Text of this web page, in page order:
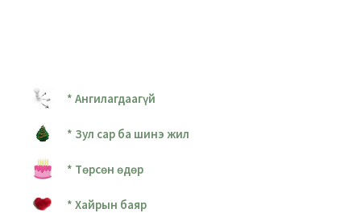
* Ангилагдаагүй
* Зул сар ба шинэ жил
* Төрсөн өдөр
* Хайрын баяр